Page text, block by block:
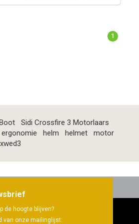
1
Sidi Crossfire 3 Motorlaars
ergonomie helm helmet
motor
xwed3
de hoogte blijven?
van onze mailinglijst: